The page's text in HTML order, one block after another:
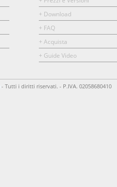
+ Download
+ FAQ
+ Acquista
+ Guide Video
- Tutti i diritti riservati. - P.IVA. 02058680410